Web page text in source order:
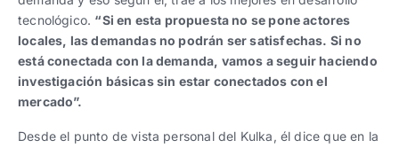
tecnológico. “Si en esta propuesta no se pone actores
locales, las demandas no podrán ser satisfechas. Si no
está conectada con la demanda, vamos a seguir haciendo
investigación básicas sin estar conectados con el
mercado”.
Desde el punto de vista personal del Kulka, él dice que en la